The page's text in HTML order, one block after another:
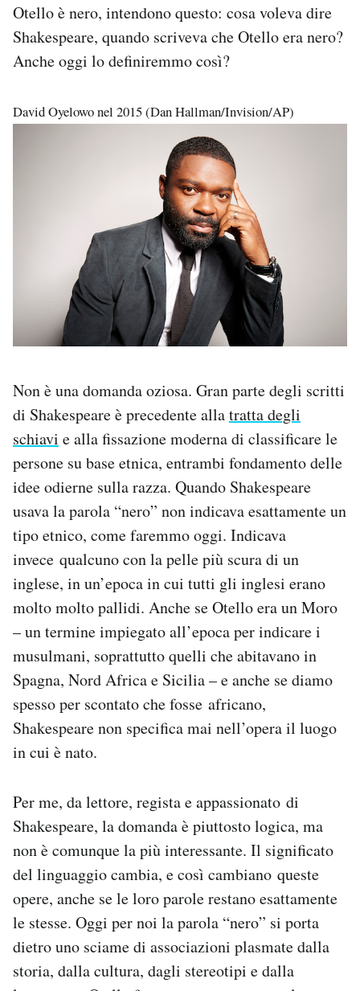
Hai bisogno di aiuto?
Otello è nero, intendono questo: cosa voleva dire
Shakespeare, quando scriveva che Otello era nero?
Anche oggi lo definiremmo così?
David Oyelowo nel 2015 (Dan Hallman/Invision/AP)
Non è una domanda oziosa. Gran parte degli scritti
di Shakespeare è precedente allatratta degli
schiavi e alla fissazione moderna di classificare le
persone su base etnica, entrambi fondamento delle
idee odierne sulla razza. Quando Shakespeare
usava la parola “nero” non indicava esattamente un
tipo etnico, come faremmo oggi. Indicava
invece qualcuno con la pelle più scura di un
inglese, in un’epoca in cui tutti gli inglesi erano
molto molto pallidi. Anche se Otello era un Moro
– un termine impiegato all’epoca per indicare i
musulmani, soprattutto quelli che abitavano in
Spagna, Nord Africa e Sicilia – e anche se diamo
spesso per scontato che fosse africano,
Shakespeare non specifica mai nell’opera il luogo
in cui è nato.
Per me, da lettore, regista e appassionato di
Shakespeare, la domanda è piuttosto logica, ma
non è comunque la più interessante. Il significato
del linguaggio cambia, e così cambiano queste
opere, anche se le loro parole restano esattamente
le stesse. Oggi per noi la parola “nero” si porta
dietro uno sciame di associazioni plasmate dalla
storia, dalla cultura, dagli stereotipi e dalla